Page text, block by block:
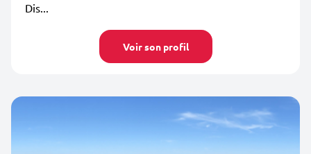
Dis...
Voir son profil